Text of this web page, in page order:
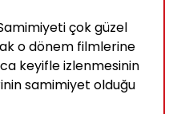
çok güzel
o dönem filmlerine
keyifle izlenmesinin
samimiyet olduğu